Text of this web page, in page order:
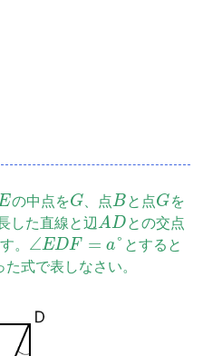
の中点をG 、点Bと点Gを
した直線と辺 ADとの交点
。 ∠EDF = a° とすると
た式で表しなさい。